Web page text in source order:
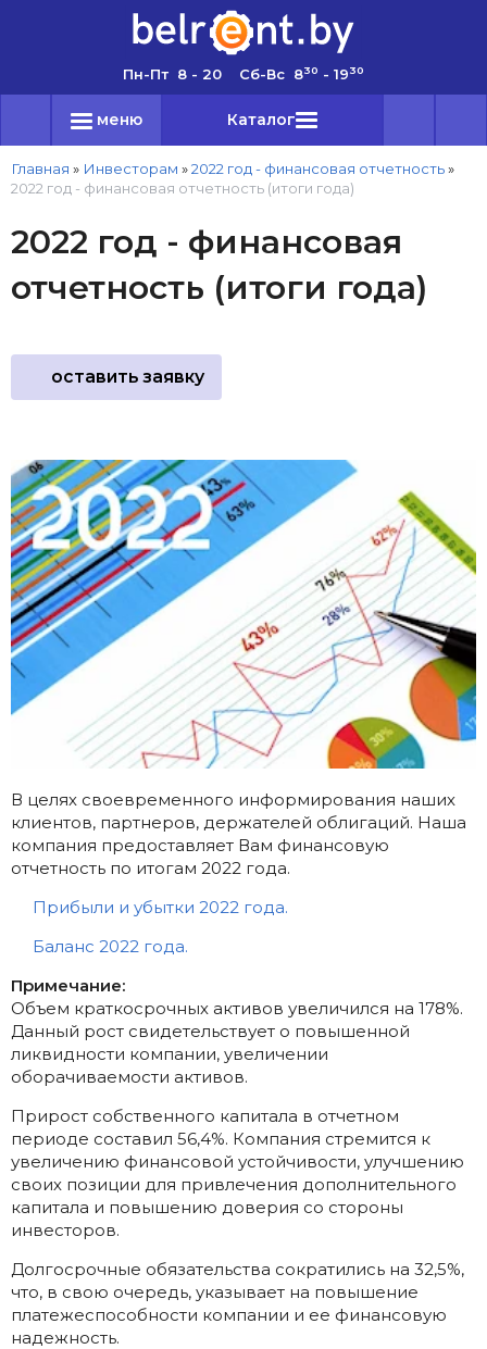
Пн-Пт 8 - 20 Сб-Вс 830 - 1930
меню Каталог
Главная » Инвесторам »2022 год - финансовая отчетность»
2022 год - финансовая отчетность (итоги года)
2022 год - финансовая
отчетность (итоги года)
оставить заявку
В целях своевременного информирования наших
клиентов, партнеров, держателей облигаций. Наша
компания предоставляет Вам финансовую
отчетность по итогам 2022 года.
Прибыли и убытки 2022 года.
Баланс 2022 года.
Примечание:
Объем краткосрочных активов увеличился на 178%.
Данный рост свидетельствует о повышенной
ликвидности компании, увеличении
оборачиваемости активов.
Прирост собственного капитала в отчетном
периоде составил 56,4%. Компания стремится к
увеличению финансовой устойчивости, улучшению
своих позиции для привлечения дополнительного
капитала и повышению доверия со стороны
инвесторов.
Долгосрочные обязательства сократились на 32,5%,
что, в свою очередь, указывает на повышение
платежеспособности компании и ее финансовую
надежность.